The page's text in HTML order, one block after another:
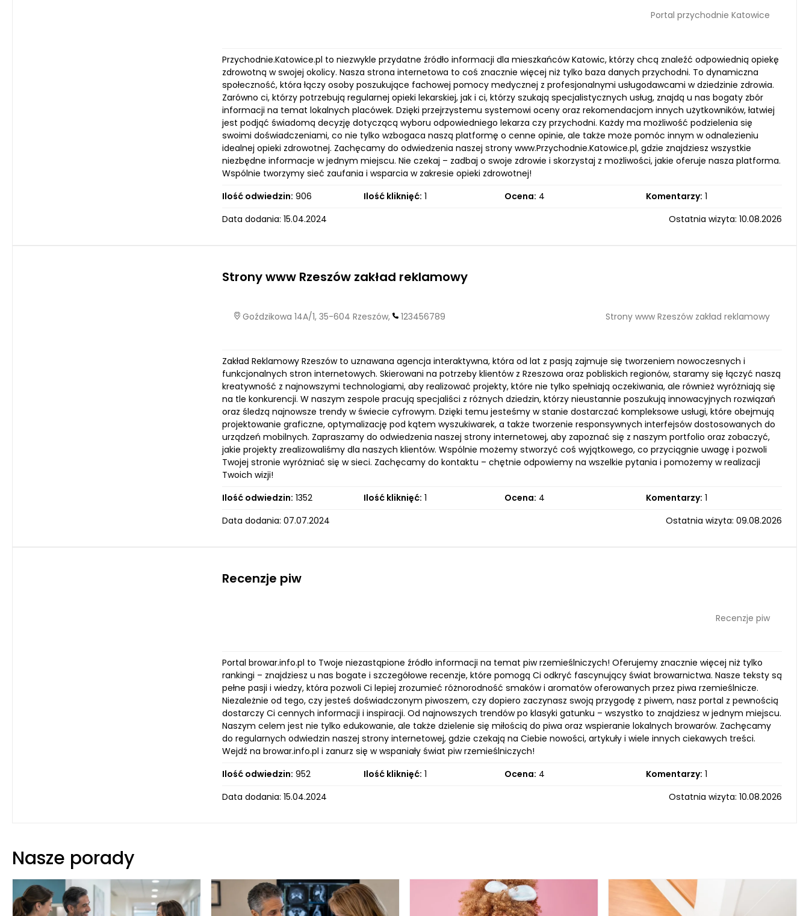
Portal przychodnie Katowice
Przychodnie.Katowice.pl to niezwykle przydatne źródło informacji dla mieszkańców Katowic, którzy chcą znaleźć odpowiednią opiekę
zdrowotną w swojej okolicy. Nasza strona internetowa to coś znacznie więcej niż tylko baza danych przychodni. To dynamiczna
społeczność, która łączy osoby poszukujące fachowej pomocy medycznej z profesjonalnymi usługodawcami w dziedzinie zdrowia.
Zarówno ci, którzy potrzebują regularnej opieki lekarskiej, jak i ci, którzy szukają specjalistycznych usług, znajdą u nas bogaty zbór
informacji na temat lokalnych placówek. Dzięki przejrzystemu systemowi oceny oraz rekomendacjom innych użytkowników, łatwiej
jest podjąć świadomą decyzję dotyczącą wyboru odpowiedniego lekarza czy przychodni. Każdy ma możliwość podzielenia się
swoimi doświadczeniami, co nie tylko wzbogaca naszą platformę o cenne opinie, ale także może pomóc innym w odnalezieniu
idealnej opieki zdrowotnej. Zachęcamy do odwiedzenia naszej strony www.Przychodnie.Katowice.pl, gdzie znajdziesz wszystkie
niezbędne informacje w jednym miejscu. Nie czekaj – zadbaj o swoje zdrowie i skorzystaj z możliwości, jakie oferuje nasza platforma.
Wspólnie tworzymy sieć zaufania i wsparcia w zakresie opieki zdrowotnej!
Ilość odwiedzin: 906 Ilość kliknięć: 1 Ocena: 4 Komentarzy: 1
Data dodania: 15.04.2024
Ostatnia wizyta: 10.08.2026
Strony www Rzeszów zakład reklamowy
Goździkowa 14A/1, 35-604 Rzeszów, 123456789 Strony www Rzeszów zakład reklamowy
Zakład Reklamowy Rzeszów to uznawana agencja interaktywna, która od lat z pasją zajmuje się tworzeniem nowoczesnych i
funkcjonalnych stron internetowych. Skierowani na potrzeby klientów z Rzeszowa oraz pobliskich regionów, staramy się łączyć naszą
kreatywność z najnowszymi technologiami, aby realizować projekty, które nie tylko spełniają oczekiwania, ale również wyróżniają się
na tle konkurencji. W naszym zespole pracują specjaliści z różnych dziedzin, którzy nieustannie poszukują innowacyjnych rozwiązań
oraz śledzą najnowsze trendy w świecie cyfrowym. Dzięki temu jesteśmy w stanie dostarczać kompleksowe usługi, które obejmują
projektowanie graficzne, optymalizację pod kątem wyszukiwarek, a także tworzenie responsywnych interfejsów dostosowanych do
urządzeń mobilnych. Zapraszamy do odwiedzenia naszej strony internetowej, aby zapoznać się z naszym portfolio oraz zobaczyć,
jakie projekty zrealizowaliśmy dla naszych klientów. Wspólnie możemy stworzyć coś wyjątkowego, co przyciągnie uwagę i pozwoli
Twojej stronie wyróżniać się w sieci. Zachęcamy do kontaktu – chętnie odpowiemy na wszelkie pytania i pomożemy w realizacji
Twoich wizji!
Ilość odwiedzin: 1352 Ilość kliknięć: 1 Ocena: 4 Komentarzy: 1
Data dodania: 07.07.2024
Ostatnia wizyta: 09.08.2026
Recenzje piw
Recenzje piw
Portal browar.info.pl to Twoje niezastąpione źródło informacji na temat piw rzemieślniczych! Oferujemy znacznie więcej niż tylko
rankingi – znajdziesz u nas bogate i szczegółowe recenzje, które pomogą Ci odkryć fascynujący świat browarnictwa. Nasze teksty są
pełne pasji i wiedzy, która pozwoli Ci lepiej zrozumieć różnorodność smaków i aromatów oferowanych przez piwa rzemieślnicze.
Niezależnie od tego, czy jesteś doświadczonym piwoszem, czy dopiero zaczynasz swoją przygodę z piwem, nasz portal z pewnością
dostarczy Ci cennych informacji i inspiracji. Od najnowszych trendów po klasyki gatunku – wszystko to znajdziesz w jednym miejscu.
Naszym celem jest nie tylko edukowanie, ale także dzielenie się miłością do piwa oraz wspieranie lokalnych browarów. Zachęcamy
do regularnych odwiedzin naszej strony internetowej, gdzie czekają na Ciebie nowości, artykuły i wiele innych ciekawych treści.
Wejdź na browar.info.pl i zanurz się w wspaniały świat piw rzemieślniczych!
Ilość odwiedzin: 952 Ilość kliknięć: 1 Ocena: 4 Komentarzy: 1
Data dodania: 15.04.2024
Ostatnia wizyta: 10.08.2026
Nasze porady